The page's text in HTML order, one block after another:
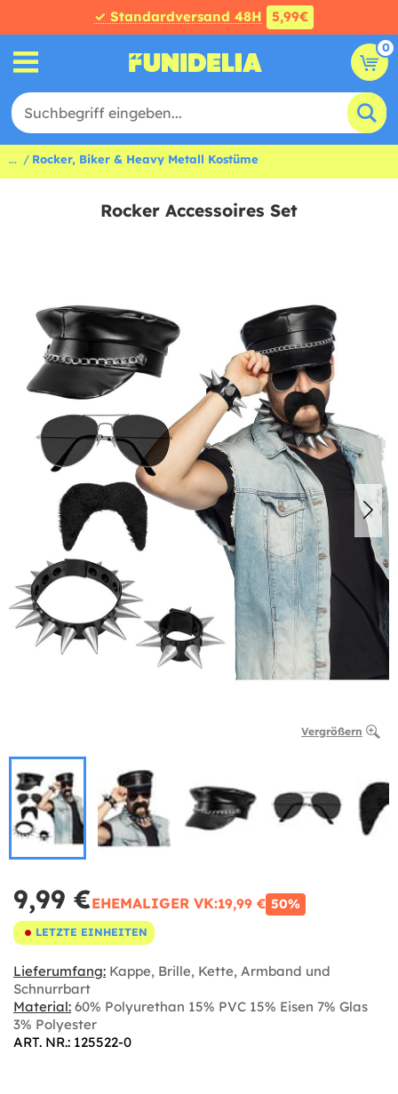
✓ Standardversand 48H 5,99€
0
... Rocker, Biker & Heavy Metall Kostüme
Rocker Accessoires Set
Vergrößern
9,99 €EHEMALIGER VK:19,99 € 50%
LETZTE EINHEITEN
Lieferumfang: Kappe, Brille, Kette, Armband und
Schnurrbart
Material: 60% Polyurethan 15% PVC 15% Eisen 7% Glas
3% Polyester
ART. NR.: 125522-0